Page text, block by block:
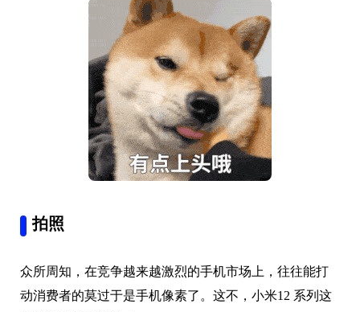
拍照
众所周知，在竞争越来越激烈的手机市场上，往往能打
动消费者的莫过于是手机像素了。这不，小米12 系列这